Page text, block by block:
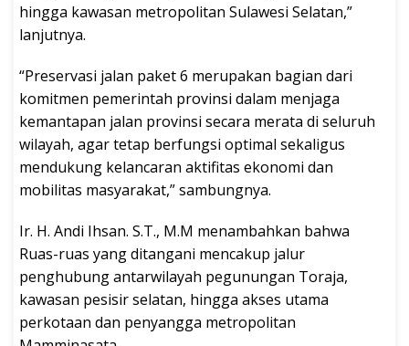
hingga kawasan metropolitan Sulawesi Selatan,”
lanjutnya.
“Preservasi jalan paket 6 merupakan bagian dari
komitmen pemerintah provinsi dalam menjaga
kemantapan jalan provinsi secara merata di seluruh
wilayah, agar tetap berfungsi optimal sekaligus
mendukung kelancaran aktifitas ekonomi dan
mobilitas masyarakat,” sambungnya.
Ir. H. Andi Ihsan. S.T., M.M menambahkan bahwa
Ruas-ruas yang ditangani mencakup jalur
penghubung antarwilayah pegunungan Toraja,
kawasan pesisir selatan, hingga akses utama
perkotaan dan penyangga metropolitan